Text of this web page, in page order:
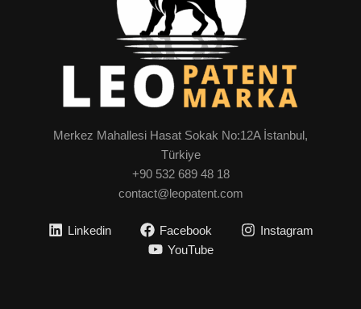
Merkez Mahallesi Hasat Sokak No:12A İstanbul,
Türkiye
+90 532 689 48 18
contact@leopatent.com
Linkedin Facebook
Instagram
YouTube